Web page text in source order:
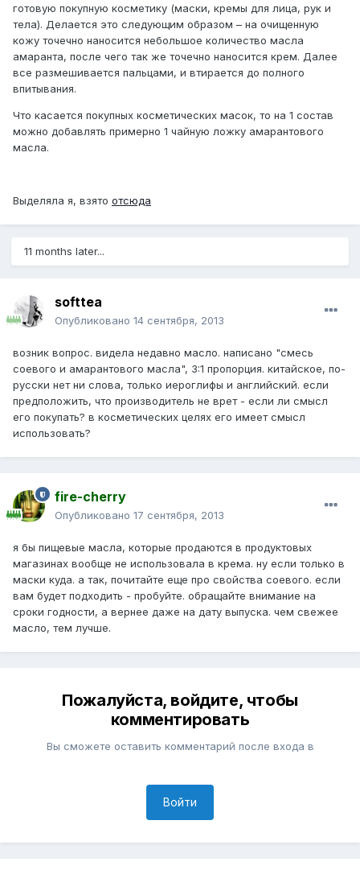
готовую покупную косметику (маски, кремы для лица, рук и
тела). Делается это следующим образом – на очищенную
кожу точечно наносится небольшое количество масла
амаранта, после чего так же точечно наносится крем. Далее
все размешивается пальцами, и втирается до полного
впитывания.
Что касается покупных косметических масок, то на 1 состав
можно добавлять примерно 1 чайную ложку амарантового
масла.
Выделяла я, взято отсюда
11 months later...
softtea
Опубликовано 14 сентября, 2013
возник вопрос. видела недавно масло. написано "смесь
соевого и амарантового масла", 3:1 пропорция. китайское, по-
русски нет ни слова, только иероглифы и английский. если
предположить, что производитель не врет - если ли смысл
его покупать? в косметических целях его имеет смысл
использовать?
fire-cherry
Опубликовано 17 сентября, 2013
я бы пищевые масла, которые продаются в продуктовых
магазинах вообще не использовала в крема. ну если только в
маски куда. а так, почитайте еще про свойства соевого. если
вам будет подходить - пробуйте. обращайте внимание на
сроки годности, а вернее даже на дату выпуска. чем свежее
масло, тем лучше.
Пожалуйста, войдите, чтобы
комментировать
Вы сможете оставить комментарий после входа в
Войти